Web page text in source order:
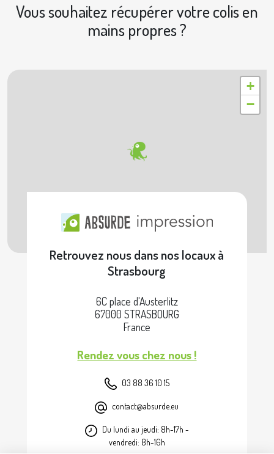
Vous souhaitez récupérer votre colis en
mains propres ?
+
−
Retrouvez nous dans nos locaux à
Strasbourg
6C place d'Austerlitz
67000 STRASBOURG
France
Rendez vous chez nous !
03 88 36 10 15
contact@absurde.eu
Du lundi au jeudi: 8h-17h -
vendredi: 8h-16h